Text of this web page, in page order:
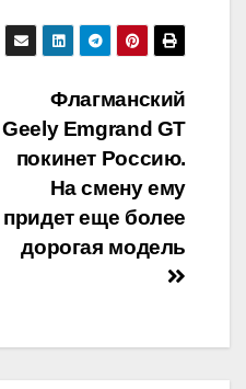
Флагманский
Geely Emgrand GT
покинет Россию.
На смену ему
придет еще более
дорогая модель